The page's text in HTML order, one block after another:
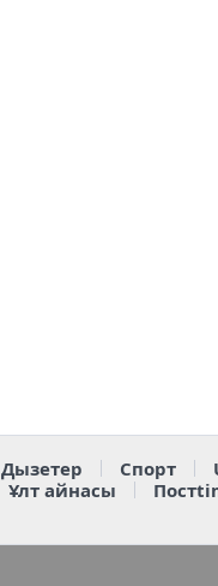
Дызетер Спорт
Ұлт айнасы